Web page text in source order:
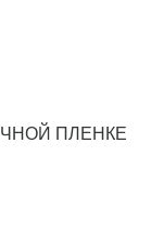
ПЛЕНКЕ